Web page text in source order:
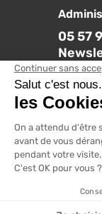
05 57
Nos
4.6